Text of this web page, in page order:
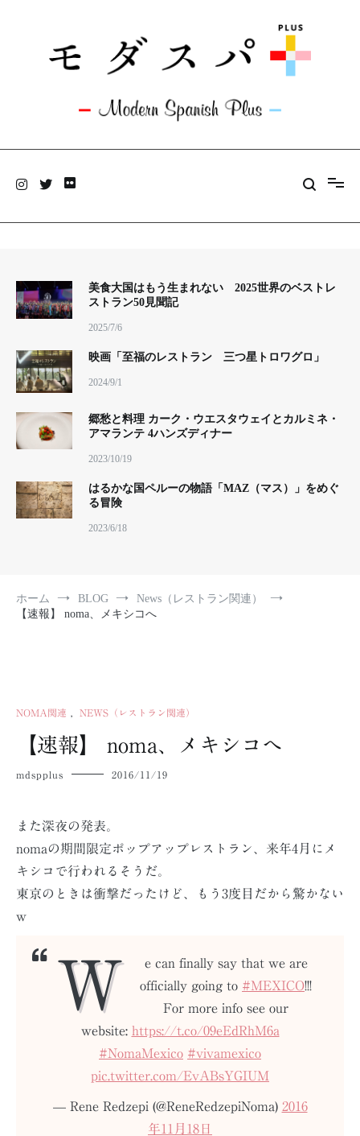
美食大国はもう生まれない 2025世界のベストレ
ストラン50見聞記
2025/7/6
映画「至福のレストラン 三つ星トロワグロ」
2024/9/1
郷愁と料理 カーク・ウエスタウェイとカルミネ・
アマランテ 4ハンズディナー
2023/10/19
はるかな国ペルーの物語「MAZ（マス）」をめぐ
る冒険
2023/6/18
ホーム BLOG
News（レストラン関連）
【速報】 noma、メキシコへ
NOMA関連 NEWS（レストラン関連）
【速報】 noma、メキシコへ
mdspplus 2016/11/19
また深夜の発表。
nomaの期間限定ポップアップレストラン、来年4月にメ
キシコで行われるそうだ。
東京のときは衝撃だったけど、もう3度目だから驚かない
w
W
e can finally say that we are
officially going to #MEXICO!!!
For more info see our
website: https://t.co/09eEdRhM6a
#NomaMexico #vivamexico
pic.twitter.com/EvABsYGIUM
— Rene Redzepi (@ReneRedzepiNoma) 2016
年11月18日